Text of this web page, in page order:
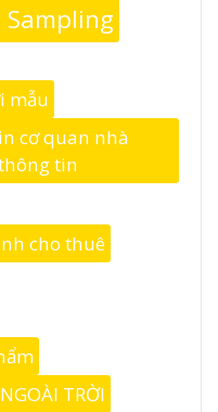
Sampling
mẫu
cơ quan nhà
tin
cho thuê
TRỜI